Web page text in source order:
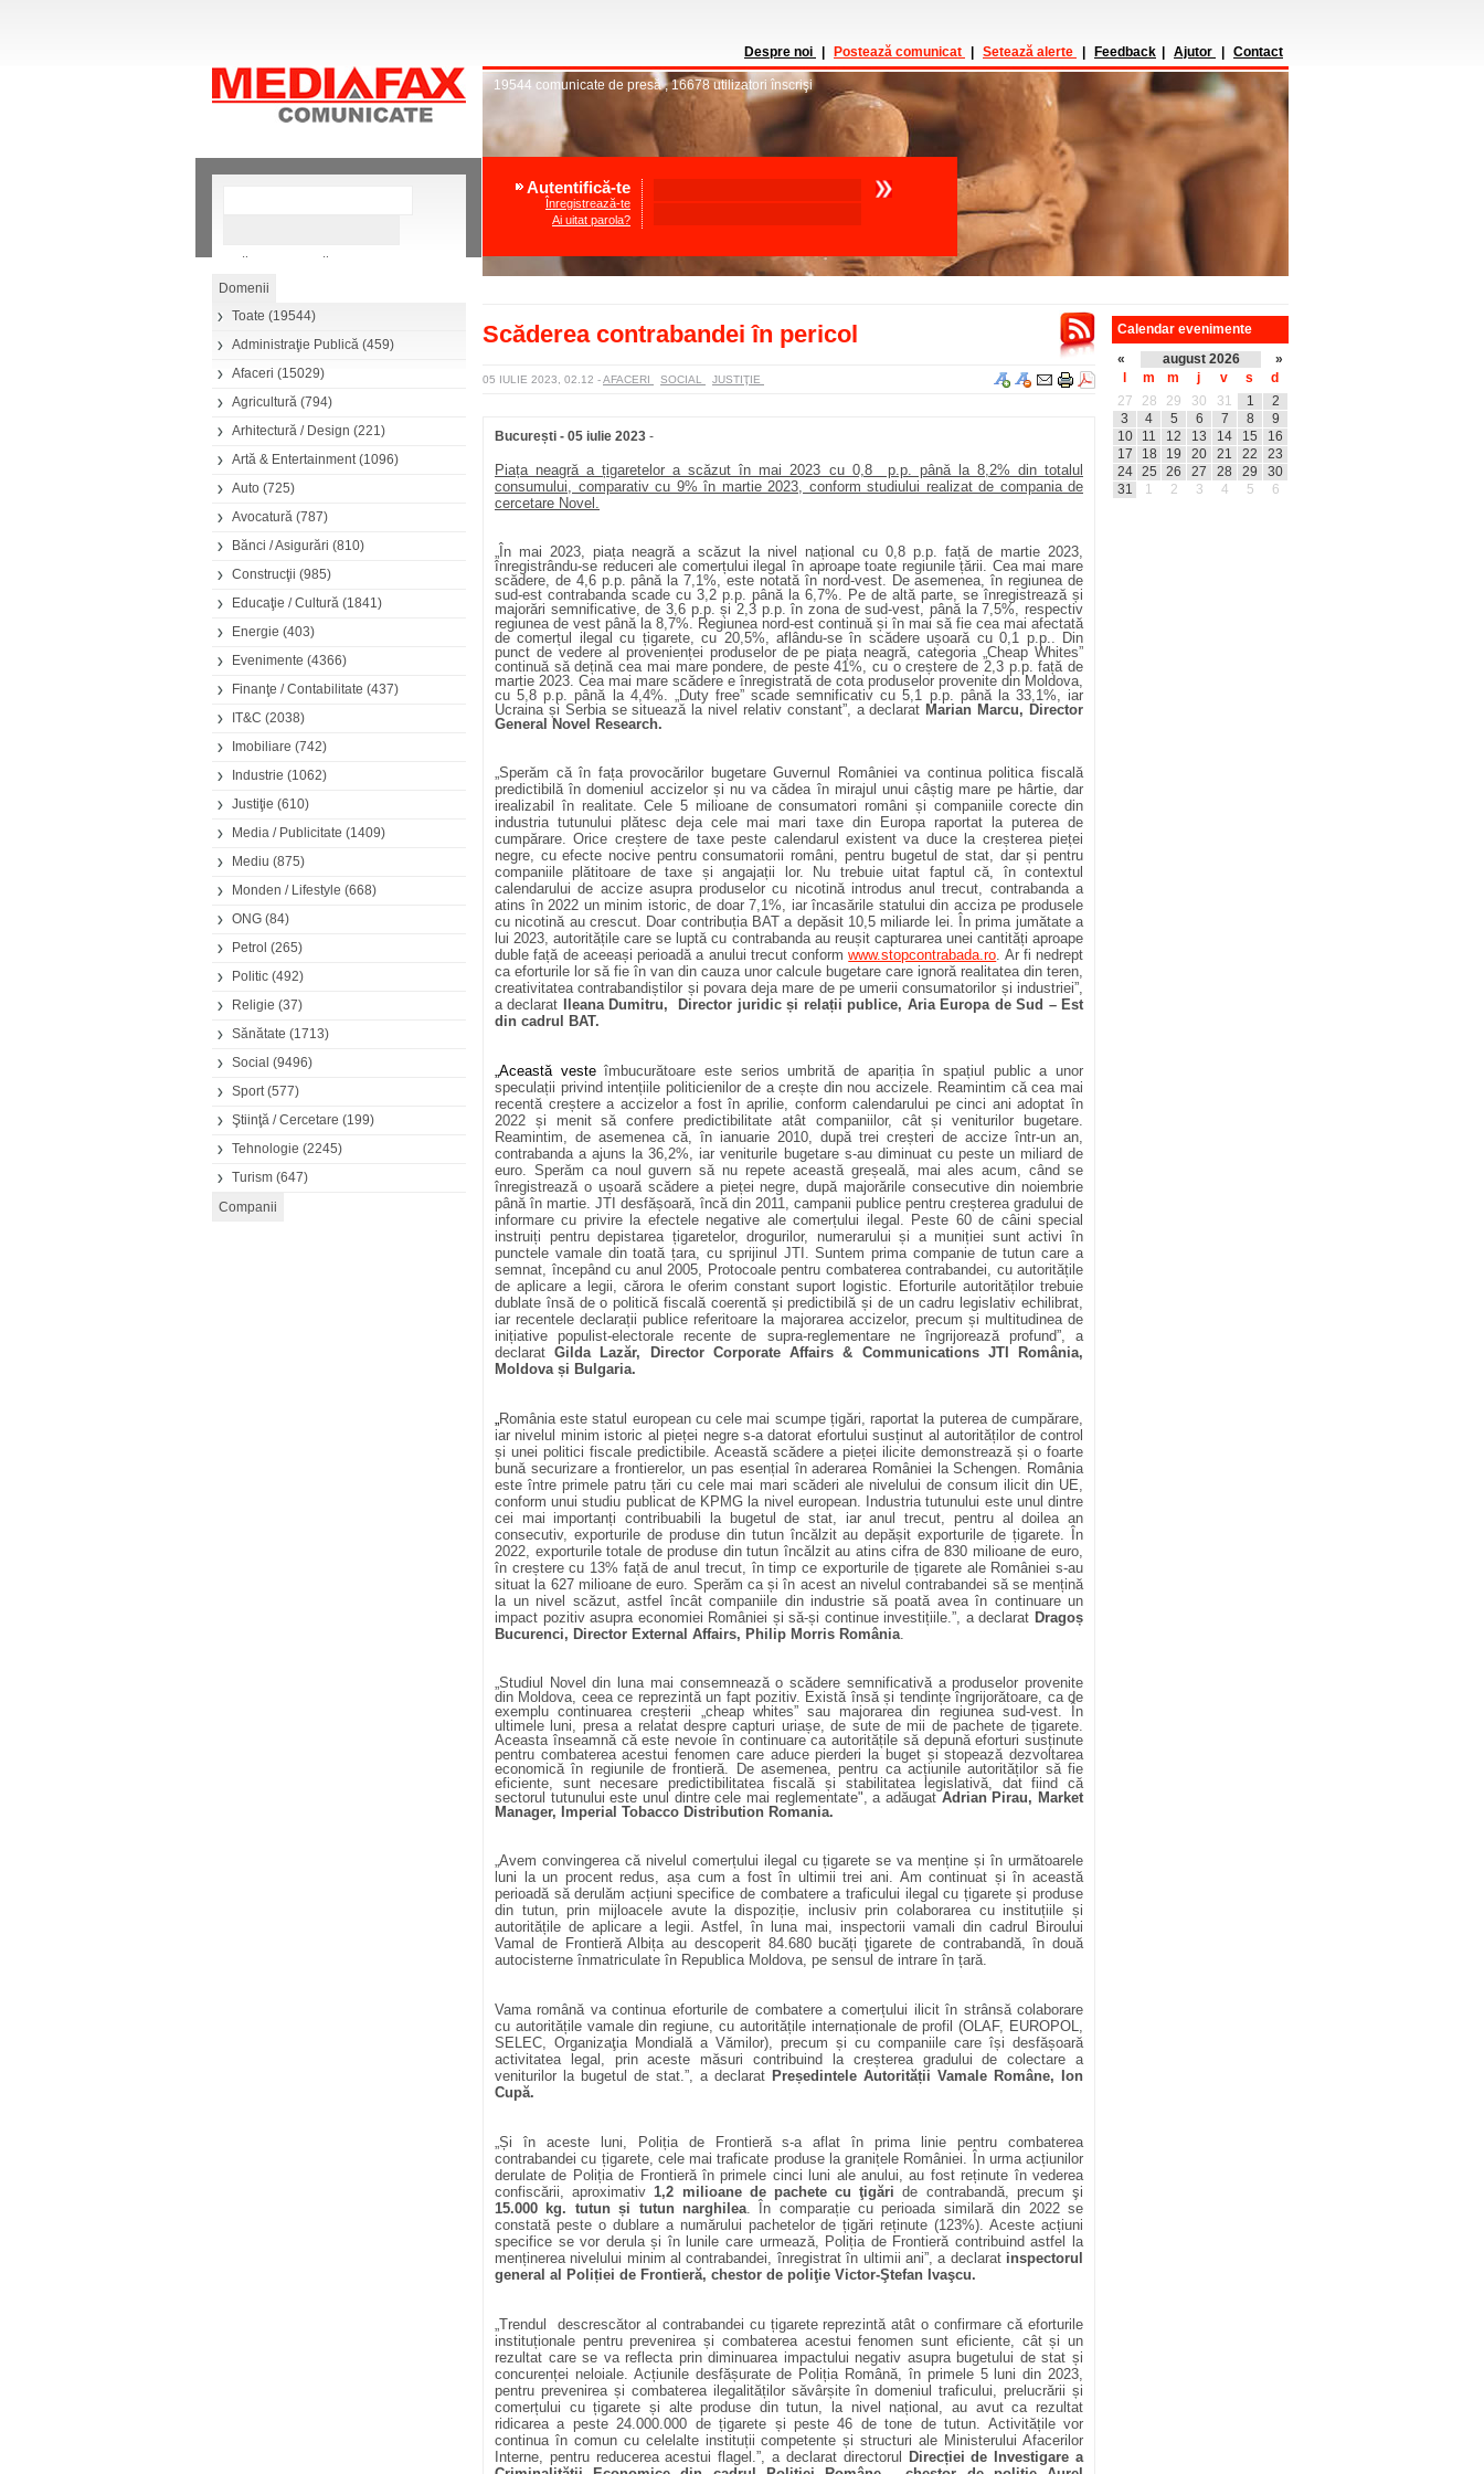
Căutare avansată
Toate (19544)
Administraţie Publică (459)
Afaceri (15029)
Agricultură (794)
Arhitectură / Design (221)
Artă & Entertainment(1096)
Auto (725)
Avocatură (787)
Bănci / Asigurări (810)
Construcţii (985)
Educaţie / Cultură (1841)
Energie (403)
Evenimente (4366)
Finanţe / Contabilitate (437)
IT&C (2038)
Imobiliare (742)
Industrie (1062)
Justiţie (610)
Media / Publicitate (1409)
Mediu (875)
Monden / Lifestyle (668)
ONG (84)
Petrol (265)
Politic (492)
Religie (37)
Sănătate (1713)
Social (9496)
Sport(577)
Ştiinţă / Cercetare (199)
Tehnologie (2245)
Turism (647)
Despre noi Postează comunicat Setează alerte Feedback Ajutor Contact
19544 comunicate de presă,16678 utilizatori înscrişi
Autentifică-te
Înregistrează-te
Ai uitat parola?
Scăderea contrabandei în pericol
05 IULIE 2023, 02.12 -AFACERI SOCIAL JUSTIŢIE
București - 05 iulie 2023 -
Piața neagră a țigaretelor a scăzut în mai 2023 cu 0,8 p.p. până la 8,2% din totalul
consumului, comparativ cu 9% în martie 2023, conform studiului realizat de compania de
cercetare Novel.
„În mai 2023, piața neagră a scăzut la nivel național cu 0,8 p.p. față de martie 2023,
înregistrându-se reduceri ale comerțului ilegal în aproape toate regiunile țării. Cea mai mare
scădere, de 4,6 p.p. până la 7,1%, este notată în nord-vest. De asemenea, în regiunea de
sud-est contrabanda scade cu 3,2 p.p. până la 6,7%. Pe de altă parte, se înregistrează și
majorări semnificative, de 3,6 p.p. și 2,3 p.p. în zona de sud-vest, până la 7,5%, respectiv
regiunea de vest până la 8,7%. Regiunea nord-est continuă și în mai să fie cea mai afectată
de comerțul ilegal cu țigarete, cu 20,5%, aflându-se în scădere ușoară cu 0,1 p.p.. Din
punct de vedere al provenienței produselor de pe piața neagră, categoria „Cheap Whites”
continuă să dețină cea mai mare pondere, de peste 41%, cu o creștere de 2,3 p.p. față de
martie 2023. Cea mai mare scădere e înregistrată de cota produselor provenite din Moldova,
cu 5,8 p.p. până la 4,4%. „Duty free” scade semnificativ cu 5,1 p.p. până la 33,1%, iar
Ucraina și Serbia se situează la nivel relativ constant”, a declarat Marian Marcu, Director
General Novel Research.
„Sperăm că în fața provocărilor bugetare Guvernul României va continua politica fiscală
predictibilă în domeniul accizelor și nu va cădea în mirajul unui câștig mare pe hârtie, dar
irealizabil în realitate. Cele 5 milioane de consumatori români și companiile corecte din
industria tutunului plătesc deja cele mai mari taxe din Europa raportat la puterea de
cumpărare. Orice creștere de taxe peste calendarul existent va duce la creșterea pieței
negre, cu efecte nocive pentru consumatorii români, pentru bugetul de stat, dar și pentru
companiile plătitoare de taxe și angajații lor. Nu trebuie uitat faptul că, în contextul
calendarului de accize asupra produselor cu nicotină introdus anul trecut, contrabanda a
atins în 2022 un minim istoric, de doar 7,1%, iar încasările statului din acciza pe produsele
cu nicotină au crescut. Doar contribuția BAT a depăsit 10,5 miliarde lei. În prima jumătate a
lui 2023, autoritățile care se luptă cu contrabanda au reușit capturarea unei cantități aproape
duble față de aceeași perioadă a anului trecut conformwww.stopcontrabada.ro. Ar fi nedrept
ca eforturile lor să fie în van din cauza unor calcule bugetare care ignoră realitatea din teren,
creativitatea contrabandiștilor și povara deja mare de pe umerii consumatorilor și industriei”,
a declarat
Ileana Dumitru, Director juridic și relații publice, Aria Europa de Sud – Est
din cadrul BAT.
„Această vesteîmbucurătoare este serios umbrită de apariția în spațiul public a unor
speculații privind intențiile politicienilor de a crește din nou accizele. Reamintim că cea mai
recentă creștere a accizelor a fost în aprilie, conform calendarului pe cinci ani adoptat în
2022 și menit să confere predictibilitate atât companiilor, cât și veniturilor bugetare.
Reamintim, de asemenea că, în ianuarie 2010, după trei creșteri de accize într-un an,
contrabanda a ajuns la 36,2%, iar veniturile bugetare s-au diminuat cu peste un miliard de
euro. Sperăm ca noul guvern să nu repete această greșeală, mai ales acum, când se
înregistrează o ușoară scădere a pieței negre, după majorările consecutive din noiembrie
până în martie. JTI desfășoară, încă din 2011, campanii publice pentru creșterea gradului de
informare cu privire la efectele negative ale comerțului ilegal. Peste 60 de câini special
instruiți pentru depistarea țigaretelor, drogurilor, numerarului și a muniției sunt activi în
punctele vamale din toată țara, cu sprijinul JTI.Suntem prima companie de tutun care a
semnat, începând cu anul 2005, Protocoale pentru combaterea contrabandei, cu autoritățile
de aplicare a legii, cărora le oferim constant suport logistic. Eforturile autorităților trebuie
dublate însă de o politică fiscală coerentă și predictibilă și de un cadru legislativ echilibrat,
iar recentele declarații publice referitoare la majorarea accizelor, precum și multitudinea de
inițiative populist-electorale recente de supra-reglementare ne îngrijorează profund”, a
declaratGilda Lazăr, Director Corporate Affairs & Communications JTI România,
Moldova și Bulgaria.
„România este statul european cu cele mai scumpe țigări, raportat la puterea de cumpărare,
iar nivelul minim istoric al pieței negre s-a datorat efortului susținut al autorităților de control
și unei politici fiscale predictibile. Această scădere a pieței ilicite demonstrează și o foarte
bună securizare a frontierelor, un pas esențial în aderarea României la Schengen. România
este între primele patru țări cu cele mai mari scăderi ale nivelului de consum ilicit din UE,
conformunuistudiu publicat de KPMG la nivel european. Industria tutunului este unul dintre
cei mai importanți contribuabil i la bugetul de stat, iar anul trecut, pentru al doilea an
consecutiv, exporturile de produse din tutun încălzit au depășit exporturile de țigarete.
În
2022, exporturile totale de produse din tutun încălzit au atins cifra de 830 milioane de euro,
în creștere cu 13% față de anul trecut, în timp ce exporturile de țigarete ale României s-au
situat la 627 milioane de euro. Sperăm ca și în acest an nivelul contrabandei să se mențină
la un nivel scăzut, astfel încât companiile din industrie să poată avea în continuare un
impact pozitiv asupra economiei României și să-și continue investițiile.”, a declarat Dragoș
Bucurenci, Director External Affairs, Philip Morris România.
„Studiul Novel din luna mai consemnează o scădere semnificativă a produselor provenite
din Moldova, ceea ce reprezintă un fapt pozitiv. Există însă și tendințe îngrijorătoare, ca de
exemplu continuarea creșterii „cheap whites” sau majorarea din regiunea sud-vest. În
ultimele luni, presa a relatat despre capturi uriașe, de sute de mii de pachete de țigarete.
Aceasta înseamnă că este nevoie în continuare ca autoritățile să depună eforturi susținute
pentru combaterea acestui fenomen care aduce pierderi la buget și stopează dezvoltarea
economică în regiunile de frontieră. De asemenea, pentru ca acțiunile autorităților să fie
eficiente, sunt necesare predictibilitatea fiscală și stabilitatea legislativă, dat fiind că
sectorul tutunului este unul dintre cele mai reglementate", a adăugat Adrian Pirau, Market
Manager, Imperial Tobacco Distribution Romania.
„Avem convingerea că nivelul comerțului ilegal cu țigarete se va menține și în următoarele
luni la un procent redus, așa cum a fost în ultimii trei ani. Am continuat și în această
perioadă să derulăm acțiuni specifice de combatere a traficului ilegal cu țigarete și produse
din tutun, prin mijloacele avute la dispoziție, inclusiv prin colaborarea cu instituțiile și
autoritățile de aplicare a legii. Astfel, în luna mai, inspectorii vamali din cadrul Biroului
Vamal de Frontieră Albița au descoperit 84.680 bucăți ţigarete de contrabandă, în două
autocisterne înmatriculate în Republica Moldova, pe sensul de intrare în țară.
Vama română va continua eforturile de combatere a comerțului ilicit în strânsă colaborare
cu autoritățile vamale din regiune, cu autoritățile internaționale de profil (OLAF, EUROPOL,
SELEC, OrganizaţiaMondialăa Vămilor), precum și cu companiile care își desfășoară
activitatea legal, prin aceste măsuri contribuind la creșterea gradului de colectare a
veniturilor la bugetul de stat.”, a declarat Președintele Autorității Vamale Române, Ion
Cupă.
„Și în aceste luni, Poliția de Frontieră s-a aflat în prima linie pentru combaterea
contrabandei cu țigarete, cele mai traficate produse la granițele României. În urma acțiunilor
derulate de Poliția de Frontieră în primele cinci luni ale anului, au fost reținute în vederea
confiscării, aproximativ1,2 milioane de pachete cu ţigări de contrabandă, precum şi
15.000 kg. tutun și tutun narghilea. În comparație cu perioada similară din 2022 se
constată peste o dublare a numărului pachetelor de țigări reținute (123%). Aceste acțiuni
specifice se vor derula și în lunile care urmează, Poliția de Frontieră contribuind astfel la
menținerea nivelului minim al contrabandei, înregistrat în ultimii ani”, a declarat inspectorul
general al Poliției de Frontieră, chestor de poliţie Victor-Ştefan Ivaşcu.
„Trendul descrescător al contrabandei cu țigarete reprezintă atât o confirmare că eforturile
instituționale pentru prevenirea și combaterea acestui fenomen sunt eficiente, cât și un
rezultat care se va reflecta prin diminuarea impactului negativ asupra bugetului de stat și
concurenței neloiale. Acțiunile desfășurate de Poliția Română, în primele 5 luni din 2023,
pentru prevenirea și combaterea ilegalităților săvârșite în domeniul traficului, prelucrării și
comerțului cu țigarete și alte produse din tutun, la nivel național, au avut ca rezultat
ridicarea a peste 24.000.000 de țigarete și peste 46 de tone de tutun. Activitățile vor
continua în comun cu celelalte instituții competente și structuri ale Ministerului Afacerilor
Interne, pentru reducerea acestui flagel.”, a declarat directorul
Direcției de Investigare a
Calendar evenimente
«
august 2026
»
m m j v s
d
27
28 29 30 31 1
2
3
4 5 6 7 8
9
10
11 12 13 14 15
16
17
18 19 20 21 22
23
24
25 26 27 28 29
30
31
1 2 3 4 5 6